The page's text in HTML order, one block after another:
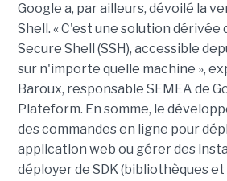
Google a, par ailleurs, dévoilé la
Shell. « C'est une solution dérivée
Secure Shell (SSH), accessible
sur n'importe quelle machine »,
Baroux, responsable SEMEA de
Plateform. En somme, le
des commandes en ligne pour
application web ou gérer des
déployer de SDK (bibliothèques